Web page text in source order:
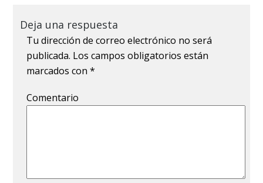
Deja una respuesta
Tu dirección de correo electrónico no será
publicada. Los campos obligatorios están
marcados con*
Comentario